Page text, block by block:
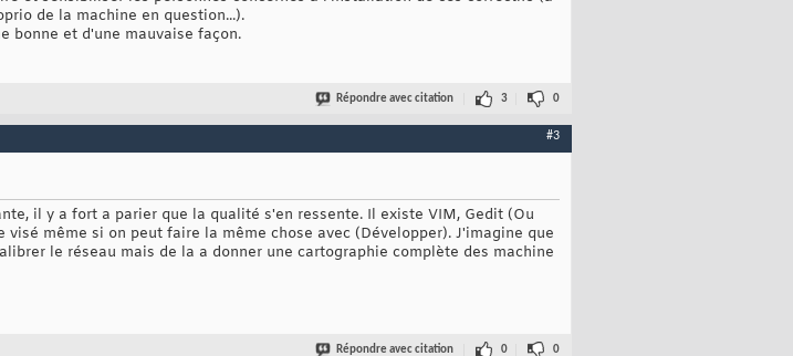
de la machine en question...).
bonne et d'une mauvaise façon.
Répondre avec citation 3 0
#3
il y a fort a parier que la qualité s'en ressente. Il existe VIM, Gedit (Ou
même si on peut faire la même chose avec (Développer). J'imagine que
le réseau mais de la a donner une cartographie complète des machine
Répondre avec citation 0 0